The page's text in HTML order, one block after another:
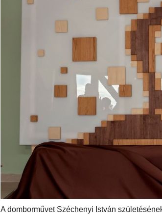
A domborművet Széchenyi István